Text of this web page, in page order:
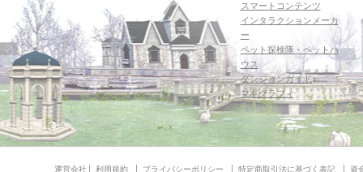
スマートコンテンツ
インタラクションメーカ
ー
ペット探検隊・ペットハ
ウス
ダンジョンガイド
マギグラフィ
運営会社 利用規約 プライバシーポリシー 特定商取引法に基づく表記 資